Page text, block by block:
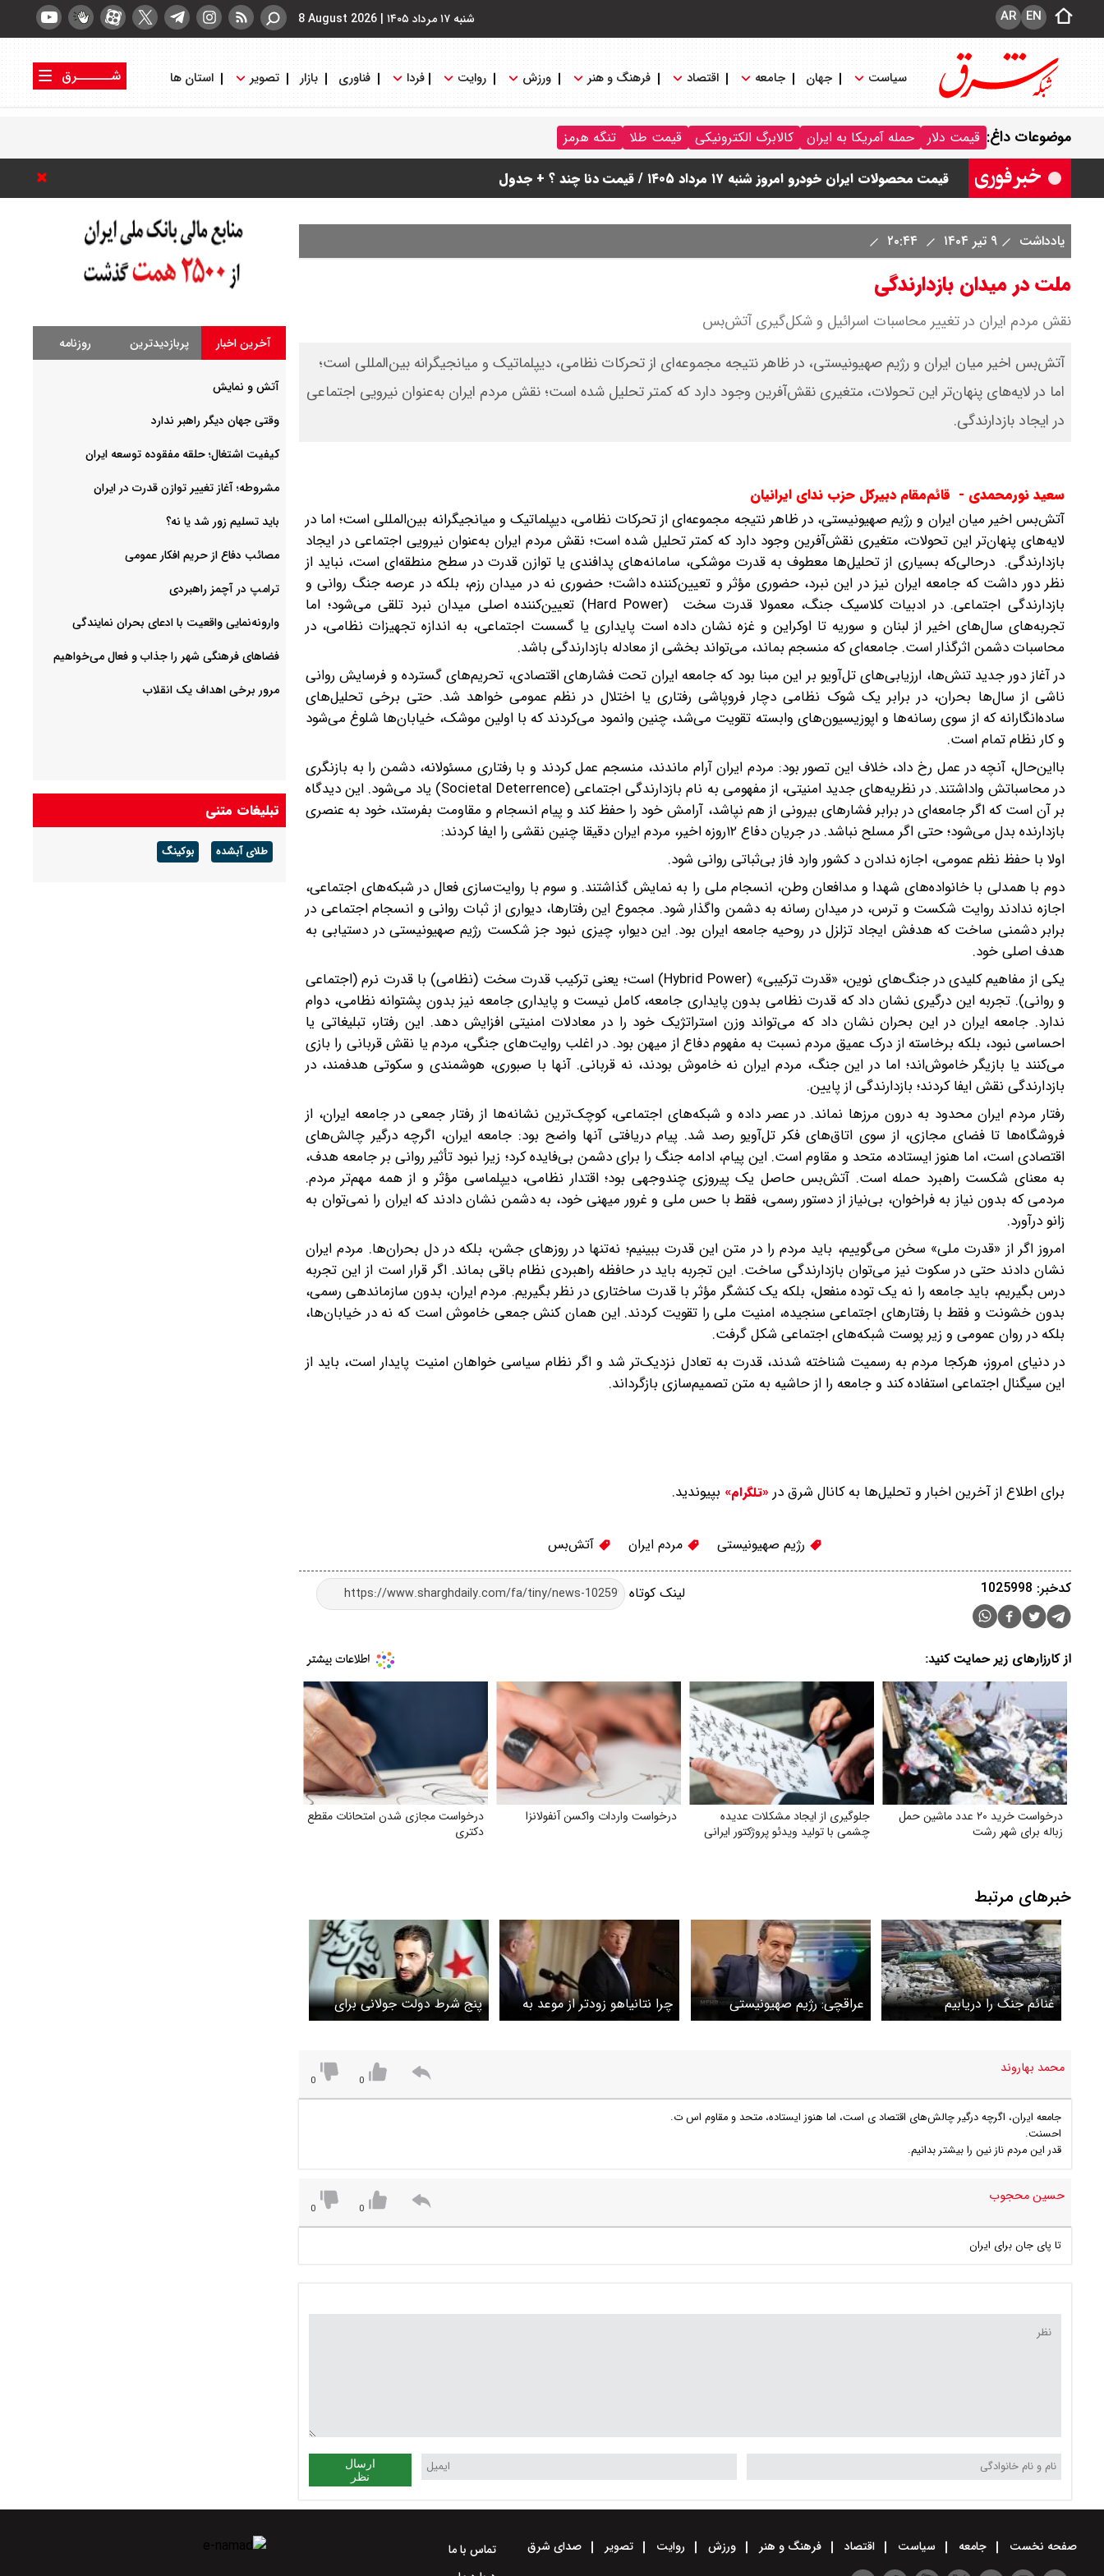
شنبه ۱۷ مرداد ۱۴۰۵ |
8 August 2026 EN
AR
سیاست جهان جامعه اقتصاد فرهنگ و هنر ورزش روایت فردا فناوری بازار تصویر استان ها
شــــــرق
موضوعات داغ: قیمت دلار حمله آمریکا به ایران کالابرگ الکترونیکی قیمت طلا تنگه هرمز
قیمت خودرو امروز شنبه ۱۷ مرداد ۱۴۰۵/ کاهش ۱۰۵ میلیون تومانی قیمت کوییک
قیمت محصولات سایپا امروز شنبه ۱۷ مرداد ۱۴۰۵ / قیمت اطلس چند؟ + جدول
قیمت محصولات ایران خودرو امروز شنبه ۱۷ مرداد ۱۴۰۵ / قیمت دنا چند ؟ + جدول
شاخص بورس امروز شنبه ۱۷ مرداد ۱۴۰۵ / شاخص افزایشی شد + تحلیل
یادداشت ۹ تیر ۱۴۰۴
ملت در میدان بازدارندگی
نقش مردم ایران در تغییر محاسبات اسرائیل و شکل‌گیری آتش‌بس
آتش‌بس اخیر میان ایران و رژیم صهیونیستی، در ظاهر نتیجه مجموعه‌ای از تحرکات نظامی، دیپلماتیک و میانجیگرانه‌ بین‌المللی است؛
اما در لایه‌های پنهان‌تر این تحولات، متغیری نقش‌آفرین وجود دارد که کمتر تحلیل شده است؛ نقش مردم ایران به‌عنوان نیرویی اجتماعی
در ایجاد بازدارندگی.
سعید نورمحمدی - قائم‌مقام دبیرکل حزب ندای ایرانیان
آتش‌بس اخیر میان ایران و رژیم صهیونیستی، در ظاهر نتیجه مجموعه‌ای از تحرکات نظامی، دیپلماتیک و میانجیگرانه‌ بین‌المللی است؛ اما در
لایه‌های پنهان‌تر این تحولات، متغیری نقش‌آفرین وجود دارد که کمتر تحلیل شده است؛ نقش مردم ایران به‌عنوان نیرویی اجتماعی در ایجاد
بازدارندگی. در‌حالی‌که بسیاری از تحلیل‌ها معطوف به قدرت موشکی، سامانه‌های پدافندی یا توازن قدرت در سطح منطقه‌ای است، نباید از
نظر دور داشت که جامعه ایران نیز در این نبرد، حضوری مؤثر و تعیین‌کننده داشت؛ حضوری نه در میدان رزم، بلکه در عرصه جنگ روانی و
بازدارندگی اجتماعی. در ادبیات کلاسیک جنگ، معمولا قدرت سخت (Hard Power) تعیین‌کننده اصلی میدان نبرد تلقی می‌شود؛ اما
تجربه‌های سال‌های اخیر از لبنان و سوریه تا اوکراین و غزه‌ نشان داده است ‌پایداری یا گسست اجتماعی، به‌ اندازه تجهیزات نظامی، در
محاسبات دشمن اثرگذار است. جامعه‌ای که منسجم بماند، می‌تواند بخشی از معادله بازدارندگی باشد.
در آغاز دور جدید تنش‌ها، ارزیابی‌های تل‌آویو بر این مبنا بود که جامعه ایران‌ تحت فشارهای اقتصادی، تحریم‌های گسترده و فرسایش روانی
ناشی از سال‌ها بحران، در برابر یک شوک نظامی دچار فروپاشی رفتاری یا اختلال در نظم عمومی خواهد شد. حتی برخی تحلیل‌های
ساده‌انگارانه که از سوی رسانه‌ها و اپوزیسیون‌های وابسته تقویت می‌شد، چنین وانمود می‌کردند که با اولین موشک، خیابان‌ها شلوغ می‌شود
و کار نظام تمام است.
بااین‌حال، آنچه در عمل رخ داد، خلاف این تصور بود: مردم ایران آرام ماندند، منسجم عمل کردند و با رفتاری مسئولانه، دشمن را به بازنگری
در محاسباتش واداشتند. در نظریه‌های جدید امنیتی، از مفهومی به‌ نام بازدارندگی اجتماعی (Societal Deterrence) یاد می‌شود. این دیدگاه
بر آن است که اگر جامعه‌ای در برابر فشارهای بیرونی از هم نپاشد، آرامش خود را حفظ کند و پیام انسجام و مقاومت بفرستد، خود به عنصری
بازدارنده بدل می‌شود؛ حتی اگر مسلح نباشد. در جریان دفاع ۱۲‌روزه اخیر، مردم ایران دقیقا چنین نقشی را ایفا کردند:
اولا با حفظ نظم عمومی، اجازه ندادن د کشور وارد فاز بی‌ثباتی روانی شود.
دوم با همدلی با خانواده‌های شهدا و مدافعان وطن، انسجام ملی را به نمایش گذاشتند. و سوم با روایت‌سازی فعال در شبکه‌های اجتماعی،
اجازه ندادند روایت شکست و ترس، در میدان رسانه به دشمن واگذار شود. مجموع این رفتارها، دیواری از ثبات روانی و انسجام اجتماعی در
برابر دشمنی ساخت که هدفش ایجاد تزلزل در روحیه جامعه ایران بود. این دیوار، چیزی نبود جز شکست رژیم صهیونیستی در دستیابی به
هدف اصلی خود.
یکی از مفاهیم کلیدی در جنگ‌های نوین، «قدرت ترکیبی» (Hybrid Power) است؛ یعنی ترکیب قدرت سخت (نظامی) با قدرت نرم (اجتماعی
و روانی). تجربه این درگیری نشان داد که قدرت نظامی بدون پایداری جامعه، کامل نیست و پایداری جامعه نیز بدون پشتوانه نظامی، دوام
ندارد. جامعه ایران در این بحران نشان داد که می‌تواند وزن استراتژیک خود را در معادلات امنیتی افزایش دهد. این رفتار، تبلیغاتی یا
احساسی نبود، بلکه برخاسته از درک عمیق مردم نسبت به مفهوم دفاع از میهن بود. در اغلب روایت‌های جنگی، مردم یا نقش قربانی را بازی
می‌کنند یا بازیگر خاموش‌اند؛ اما در این جنگ، مردم ایران نه خاموش بودند، نه قربانی. آنها با صبوری، هوشمندی و سکوتی هدفمند، در
بازدارندگی نقش ایفا کردند؛ بازدارندگی از پایین.
رفتار مردم ایران محدود به درون مرزها نماند. در عصر داده و شبکه‌های اجتماعی، کوچک‌ترین نشانه‌ها از رفتار جمعی در جامعه ایران، از
فروشگاه‌ها تا فضای مجازی، از سوی اتاق‌های فکر تل‌آویو رصد شد. پیام دریافتی آنها واضح بود: جامعه ایران، اگرچه درگیر چالش‌های
اقتصادی است، اما هنوز ایستاده، متحد و مقاوم است. این پیام، ادامه جنگ را برای دشمن بی‌فایده کرد؛ زیرا نبود تأثیر روانی بر جامعه هدف،
به معنای شکست راهبرد حمله است. آتش‌بس حاصل یک پیروزی چندوجهی بود؛ اقتدار نظامی، دیپلماسی مؤثر و از همه مهم‌تر‌ مردم.
مردمی که بدون نیاز به فراخوان، بی‌نیاز از دستور رسمی، فقط با حس ملی و غرور میهنی خود، به دشمن نشان دادند که ایران را نمی‌توان به
زانو درآورد.
امروز‌ اگر از «قدرت ملی» سخن می‌گوییم، باید مردم را در متن این قدرت ببینیم؛ نه‌تنها در روزهای جشن، بلکه در دل بحران‌ها. مردم ایران
نشان دادند ‌حتی در سکوت نیز می‌توان بازدارندگی ساخت. این تجربه باید در حافظه راهبردی نظام باقی بماند. اگر قرار است از این تجربه
درس بگیریم، باید جامعه را نه یک توده منفعل، بلکه یک کنشگر مؤثر با قدرت ساختاری در نظر بگیریم. مردم ایران، بدون سازماندهی رسمی،
بدون خشونت‌ و فقط با رفتارهای اجتماعی سنجیده، امنیت ملی را تقویت کردند. این همان کنش جمعی خاموش است که نه در خیابان‌ها،
بلکه در روان عمومی و زیر پوست شبکه‌های اجتماعی شکل گرفت.
در دنیای امروز، هر‌کجا مردم به رسمیت شناخته شدند، قدرت به تعادل نزدیک‌تر شد‌ و اگر نظام سیاسی خواهان امنیت پایدار است، باید از
این سیگنال اجتماعی استفاده کند و جامعه را از حاشیه به متن تصمیم‌سازی بازگرداند.
برای اطلاع از آخرین اخبار و تحلیل‌ها به کانال شرق در «تلگرام» بپیوندید.
رژیم صهیونیستی مردم ایران آتش‌بس
لینک کوتاه کدخبر: 1025998
از کارزارهای زیر حمایت کنید:
درخواست خرید ۲۰ عدد ماشین حمل
زباله برای شهر رشت
جلوگیری از ایجاد مشکلات عدیده
چشمی با تولید ویدئو پروژکتور ایرانی
درخواست واردات واکسن آنفولانزا
درخواست مجازی شدن امتحانات مقطع
دکتری
خبرهای مرتبط
غنائم جنگ را دریابیم
عراقچی: رژیم صهیونیستی
حرمتی برای اصول بنیادین
چرا نتانیاهو زودتر از موعد به
واشنگتن می‌رود؟
پنج شرط دولت جولانی برای
صلح با رژیم صهیونیستی
محمد بهاروند
0
0
جامعه ایران، اگرچه درگیر چالش‌های اقتصاد ی است، اما هنوز ایستاده، متحد و مقاوم اس ت.
احسنت.
قدر این مردم ناز نین را بیشتر بدانیم.
حسین محجوب
0
0
تا پای جان برای ایران
ارسال
نظر
آخرین اخبار پربازدیدترین روزنامه
آتش و نمایش
وقتی جهان دیگر راهبر ندارد
کیفیت اشتغال؛ حلقه مفقوده توسعه ایران
مشروطه؛ آغاز تغییر توازن قدرت در ایران
باید تسلیم زور شد یا نه؟
مصائب دفاع از حریم افکار عمومی
ترامپ در آچمز راهبردی
وارونه‌نمایی واقعیت با ادعای بحران نمایندگی
فضا‌های فرهنگی شهر را جذاب و فعال می‌‌خواهیم
مرور برخی اهداف یک انقلاب
تبلیغات متنی
طلای آبشده بوکینگ
صفحه نخست جامعه سیاست اقتصاد فرهنگ و هنر ورزش روایت تصویر صدای شرق
تماس با ما